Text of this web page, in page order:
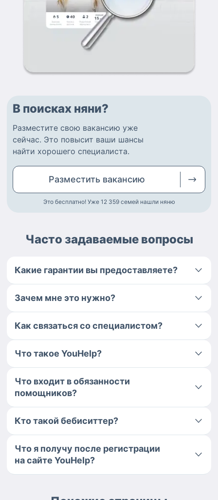
В поисках няни?
Разместите свою вакансию уже
сейчас. Это повысит ваши шансы
найти хорошего специалиста.
Разместить вакансию
Это бесплатно! Уже 12 359 семей нашли няню
Часто задаваемые вопросы
Какие гарантии вы предоставляете?
Зачем мне это нужно?
Как связаться со специалистом?
Что такое YouHelp?
Что входит в обязанности
помощников?
Кто такой бебиситтер?
Что я получу после регистрации
на сайте YouHelp?